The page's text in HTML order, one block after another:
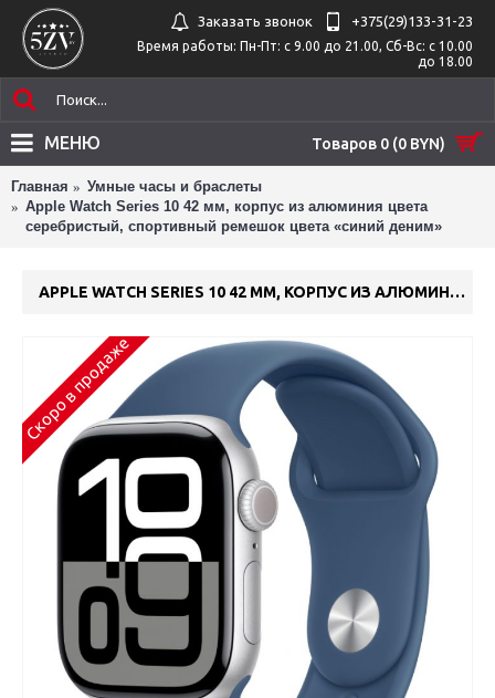
Заказать звонок +375(29)‎133-31-23
Время работы: Пн-Пт: с 9.00 до 21.00, Сб-Вс: с 10.00
до 18.00
Товаров 0 (0 BYN)
МЕНЮ
Главная
Умные часы и браслеты
Apple Watch Series 10 42 мм, корпус из алюминия цвета
серебристый, спортивный ремешок цвета «синий деним»
APPLE WATCH SERIES 10 42 ММ, КОРПУС ИЗ АЛЮМИНИЯ ЦВЕТА СЕРЕБРИСТЫЙ, СПОРТИВНЫЙ РЕМЕШОК ЦВЕТА «СИНИЙ ДЕНИМ»
Скоро в продаже